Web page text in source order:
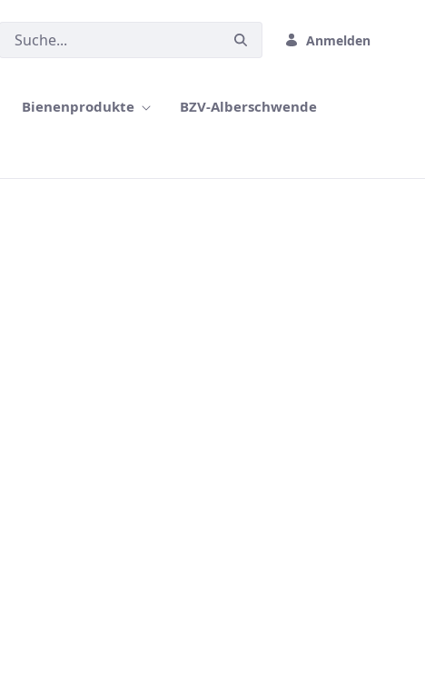
Anmelden
Bienenprodukte BZV-Alberschwende